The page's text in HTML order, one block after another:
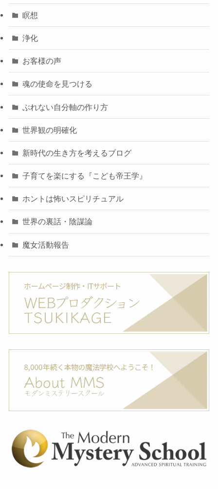
瞑想
浄化
お客様の声
魂の使命を見つける
ぶれない自分軸の作り方
世界観の明確化
新時代の生き方を考えるブログ
子育てを楽にする『こども帝王学』
ホントは怖いスピリチュアル
世界の裏話・陰謀論
魔女活動報告